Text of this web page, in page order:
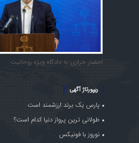
احضار خرازی به دادگاه ویژه روحانیت
ریپورتاژ آگهی
پارس یک برند ارزشمند است
طولانی ترین پرواز دنیا کدام است؟
نوروز با فونیکس